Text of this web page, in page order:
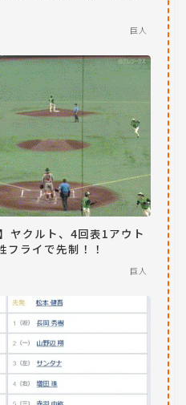
巨人
ヤクルト、4回表1アウト
フライで先制！！
巨人